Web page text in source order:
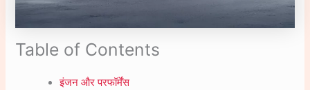
Table of Contents
इंजन और परफॉर्मेंस